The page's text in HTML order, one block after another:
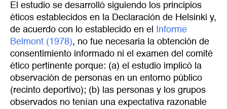
El estudio se desarrolló siguiendo los principios
éticos establecidos en la Declaración de Helsinki y,
de acuerdo con lo establecido en el
Informe
Belmont (1978), no fue necesaria la obtención de
consentimiento informado ni el examen del comité
ético pertinente porque: (a) el estudio implicó la
observación de personas en un entorno público
(recinto deportivo); (b) las personas y los grupos
observados no tenían una expectativa razonable